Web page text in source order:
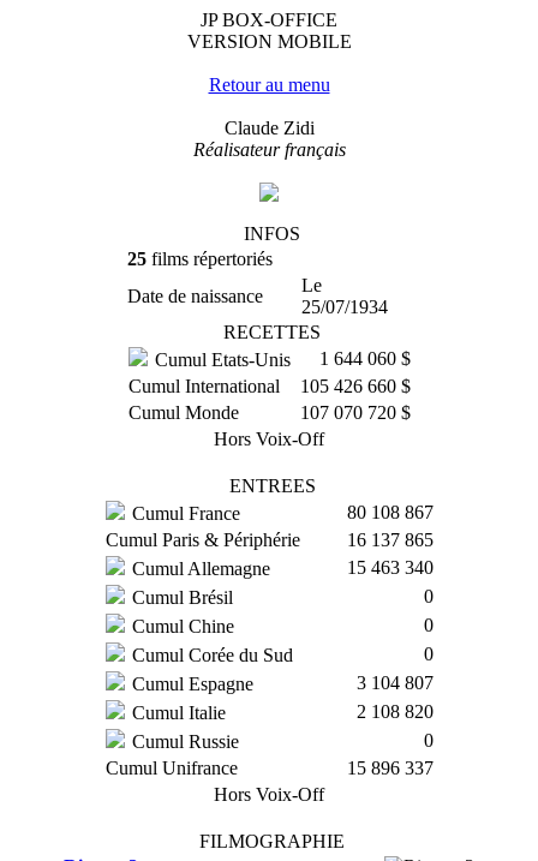
JP BOX-OFFICE
VERSION MOBILE
Retour au menu
Claude Zidi
Réalisateur français
INFOS
25films répertoriés
Date de naissance
Le
25/07/1934
RECETTES
Cumul Etats-Unis
1 644 060 $
Cumul International
105 426 660 $
Cumul Monde
107 070 720 $
Hors Voix-Off
ENTREES
Cumul France
80 108 867
Cumul Paris & Périphérie
16 137 865
Cumul Allemagne
15 463 340
Cumul Brésil
0
Cumul Chine
0
Cumul Corée du Sud
0
Cumul Espagne
3 104 807
Cumul Italie
2 108 820
Cumul Russie
0
Cumul Unifrance
15 896 337
Hors Voix-Off
FILMOGRAPHIE